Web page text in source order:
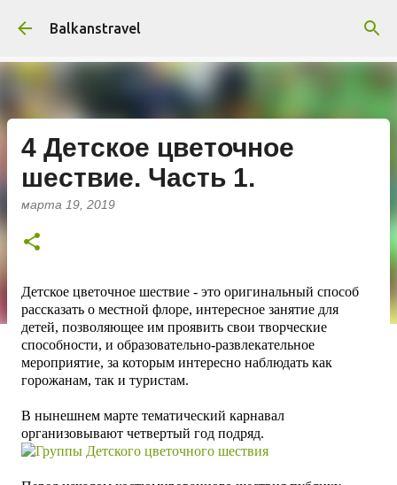
К основному контенту
Balkanstravel
4 Детское цветочное
шествие. Часть 1.
марта 19, 2019
Детское цветочное шествие - это оригинальный способ
рассказать о местной флоре, интересное занятие для
детей, позволяющее им проявить свои творческие
способности, и образовательно-развлекательное
мероприятие, за которым интересно наблюдать как
горожанам, так и туристам.
В нынешнем марте тематический карнавал
организовывают четвертый год подряд.